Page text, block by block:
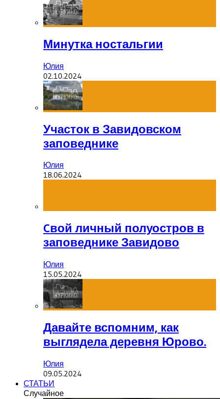
Минутка ностальгии
Юлия
02.10.2024
Участок в Завидовском
заповеднике
Юлия
18.06.2024
Cвой личный полуостров в
заповеднике Завидово
Юлия
15.05.2024
Давайте вспомним, как
выглядела деревня Юрово.
Юлия
09.05.2024
СТАТЬИ
Случайное